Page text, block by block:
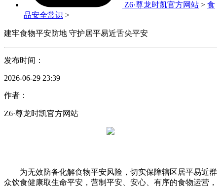
Z6·尊龙时凯官方网站 > 食
品安全常识 >
建牢食物平安防地 守护居平易近舌尖平安
发布时间：
2026-06-29 23:39
作者：
Z6·尊龙时凯官方网站
为无效防备化解食物平安风险，切实保障辖区居平易近群
众饮食健康取生命平安，营制平安、安心、有序的食物运营，